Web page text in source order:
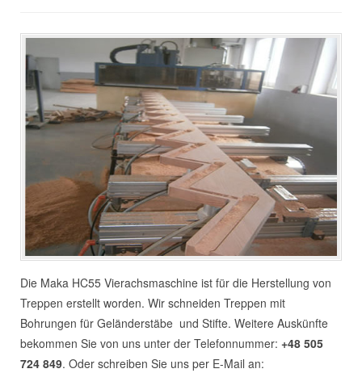
Die Maka HC55 Vierachsmaschine ist für die Herstellung von
Treppen erstellt worden. Wir schneiden Treppen mit
Bohrungen für Geländerstäbe und Stifte. Weitere Auskünfte
bekommen Sie von uns unter der Telefonnummer: +48 505
724 849. Oder schreiben Sie uns per E-Mail an: